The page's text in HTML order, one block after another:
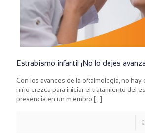
Estrabismo infantil ¡No lo dejes
Con los avances de la oftalmología, no hay
niño crezca para iniciar el tratamiento del
presencia en un miembro […]